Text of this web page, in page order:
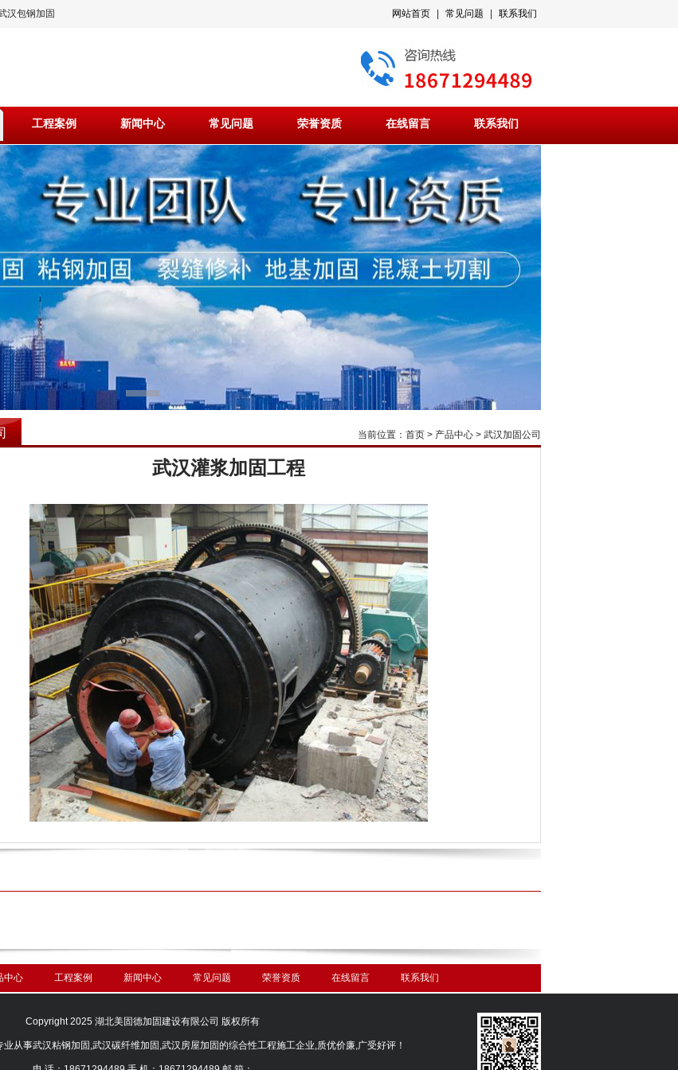
汉包钢加固 网站首页 常见问题 联系我们
工程案例 新闻中心 常见问题 荣誉资质 在线留言 联系我们
当前位置： 首页 > 产品中心 > 武汉加固公司
武汉灌浆加固工程
中心 工程案例 新闻中心 常见问题 荣誉资质 在线留言 联系我们
Copyright 2025 湖北美固德加固建设有限公司 版权所有
从事武汉粘钢加固,武汉碳纤维加固,武汉房屋加固的综合性工程施工企业,质优价廉,广受好评！